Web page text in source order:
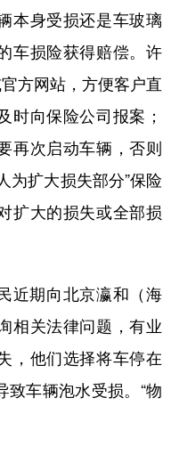
本身受损还是车玻璃
车损险获得赔偿。许
方网站，方便客户直
时向保险公司报案；
再次启动车辆，否则
为扩大损失部分”保险
扩大的损失或全部损
期向北京瀛和（海
相关法律问题，有业
，他们选择将车停在
致车辆泡水受损。“物